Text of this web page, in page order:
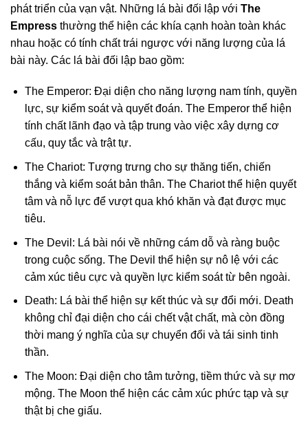
phát triển của vạn vật. Những lá bài đối lập với The
Empress thường thể hiện các khía cạnh hoàn toàn khác
nhau hoặc có tính chất trái ngược với năng lượng của lá
bài này. Các lá bài đối lập bao gồm:
The Emperor: Đại diện cho năng lượng nam tính, quyền
lực, sự kiểm soát và quyết đoán. The Emperor thể hiện
tính chất lãnh đạo và tập trung vào việc xây dựng cơ
cấu, quy tắc và trật tự.
The Chariot: Tượng trưng cho sự thăng tiến, chiến
thắng và kiểm soát bản thân. The Chariot thể hiện quyết
tâm và nỗ lực để vượt qua khó khăn và đạt được mục
tiêu.
The Devil: Lá bài nói về những cám dỗ và ràng buộc
trong cuộc sống. The Devil thể hiện sự nô lệ với các
cảm xúc tiêu cực và quyền lực kiểm soát từ bên ngoài.
Death: Lá bài thể hiện sự kết thúc và sự đổi mới. Death
không chỉ đại diện cho cái chết vật chất, mà còn đồng
thời mang ý nghĩa của sự chuyển đổi và tái sinh tinh
thần.
The Moon: Đại diện cho tâm tưởng, tiềm thức và sự mơ
mộng. The Moon thể hiện các cảm xúc phức tạp và sự
thật bị che giấu.